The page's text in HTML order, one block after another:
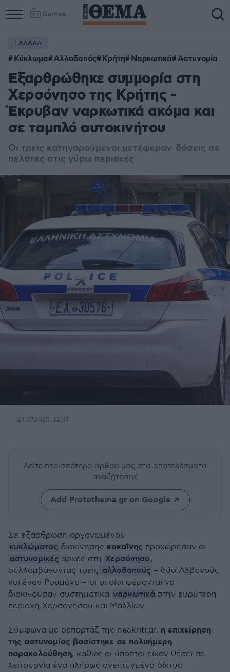
Games
ΕΛΛΑΔΑ
Κύκλωμα Αλλοδαπός Κρήτη Ναρκωτικά Αστυνομία
Εξαρθρώθηκε συμμορία στη
Χερσόνησο της Κρήτης -
Έκρυβαν ναρκωτικά ακόμα και
σε ταμπλό αυτοκινήτου
Οι τρεις κατηγορούμενοι μετέφεραν δόσεις σε
πελάτες στις γύρω περιοχές
23.07.2025, 22:37
Δείτε περισσότερα άρθρα μας στα αποτελέσματα
αναζήτησης
Add Protothema.gr on Google
Σε εξάρθρωση οργανωμένου
κυκλώματος διακίνησης κοκαΐνης προχώρησαν οι
αστυνομικές αρχές στη Χερσόνησο ,
συλλαμβάνοντας τρεις αλλοδαπούς – δύο Αλβανούς
και έναν Ρουμάνο – οι οποίοι φέρονται να
διακινούσαν συστηματικά ναρκωτικά στην ευρύτερη
περιοχή Χερσονήσου και Μαλλίων.
Σύμφωνα με ρεπορτάζ της neakriti.gr, η επιχείρηση
της αστυνομίας βασίστηκε σε πολυήμερη
παρακολούθηση, καθώς οι ύποπτοι είχαν θέσει σε
λειτουργία ένα πλήρως ανεπτυγμένο δίκτυο